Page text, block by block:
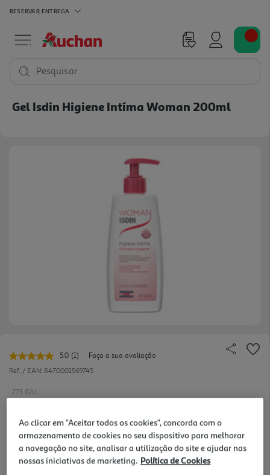
RESERVAR ENTREGA
Pesquisar
Gel Isdin Higiene Intíma Woman 200ml
5.0 Leu
uma
para
mesma
página.
(1)
Faça a sua avaliação
Ref. / EAN: 8470001569745
77.5 €/Lt
15,50 €
Ao clicar em "Aceitar todos os cookies", concorda com o
armazenamento de cookies no seu dispositivo para melhorar
a navegação no site, analisar a utilização do site e ajudar nas
nossas iniciativas de marketing. Política de Cookies